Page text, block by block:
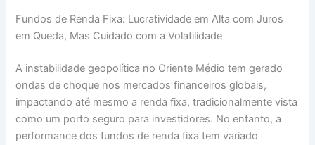
Fundos de Renda Fixa: Lucratividade em Alta com Juros
em Queda, Mas Cuidado com a Volatilidade
A instabilidade geopolítica no Oriente Médio tem gerado
ondas de choque nos mercados financeiros globais,
impactando até mesmo a renda fixa, tradicionalmente vista
como um porto seguro para investidores. No entanto, a
performance dos fundos de renda fixa tem variado